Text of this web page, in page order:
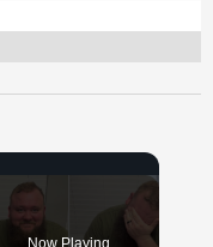
Now Playing